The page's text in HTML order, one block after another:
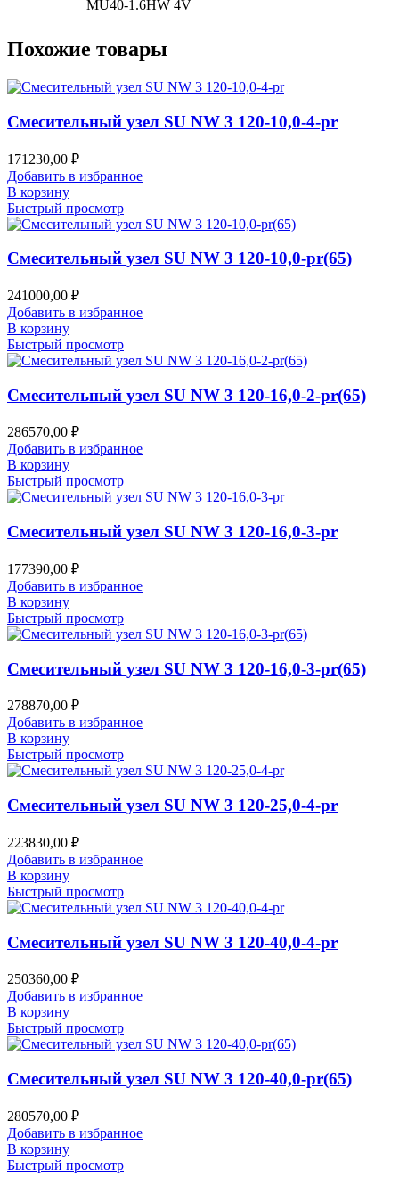
MU40-1.6HW 4V
Похожие товары
Смесительный узел SU NW 3 120-10,0-4-pr
171230,00 ₽
Добавить в избранное
В корзину
Быстрый просмотр
Смесительный узел SU NW 3 120-10,0-pr(65)
241000,00 ₽
Добавить в избранное
В корзину
Быстрый просмотр
Смесительный узел SU NW 3 120-16,0-2-pr(65)
286570,00 ₽
Добавить в избранное
В корзину
Быстрый просмотр
Смесительный узел SU NW 3 120-16,0-3-pr
177390,00 ₽
Добавить в избранное
В корзину
Быстрый просмотр
Смесительный узел SU NW 3 120-16,0-3-pr(65)
278870,00 ₽
Добавить в избранное
В корзину
Быстрый просмотр
Смесительный узел SU NW 3 120-25,0-4-pr
223830,00 ₽
Добавить в избранное
В корзину
Быстрый просмотр
Смесительный узел SU NW 3 120-40,0-4-pr
250360,00 ₽
Добавить в избранное
В корзину
Быстрый просмотр
Смесительный узел SU NW 3 120-40,0-pr(65)
280570,00 ₽
Добавить в избранное
В корзину
Быстрый просмотр